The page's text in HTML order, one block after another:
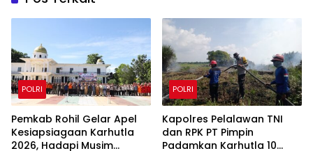
POLRI
Pemkab Rohil Gelar Apel
Kesiapsiagaan Karhutla
2026, Hadapi Musim
POLRI
Kapolres Pelalawan TNI
dan RPK PT Pimpin
Padamkan Karhutla 10